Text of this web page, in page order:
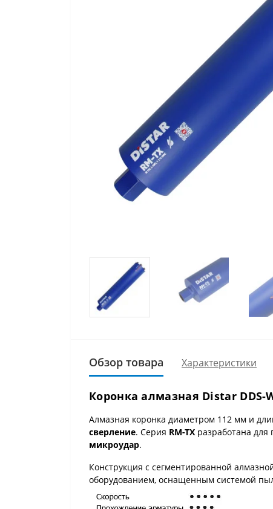
Обзор товара Характеристики
Коронка алмазная Distar DDS-
Алмазная коронка диаметром 112 мм и
сверление. Серия RM-TX разработана
микроудар.
Конструкция с сегментированной
оборудованием, оснащенным системой